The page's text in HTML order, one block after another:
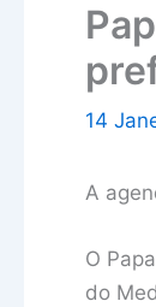
14
A
O
do